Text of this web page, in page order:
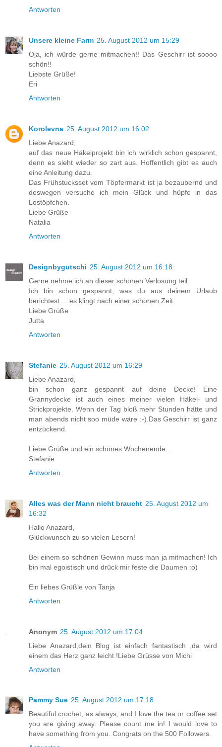
Antworten
Unsere kleine Farm 25. August 2012 um 15:29
Oja, ich würde gerne mitmachen!! Das Geschirr ist soooo
schön!!
Liebste Grüße!
Eri
Antworten
Korolevna 25. August 2012 um 16:02
Liebe Anazard,
auf das neue Häkelprojekt bin ich wirklich schon gespannt,
denn es sieht wieder so zart aus. Hoffentlich gibt es auch
eine Anleitung dazu.
Das Frühstucksset vom Töpfermarkt ist ja bezaubernd und
deswegen versuche ich mein Glück und hüpfe in das
Lostöpfchen.
Liebe Grüße
Natalia
Antworten
Designbygutschi 25. August 2012 um 16:18
Gerne nehme ich an dieser schönen Verlosung teil.
Ich bin schon gespannt, was du aus deinem Urlaub
berichtest ... es klingt nach einer schönen Zeit.
Liebe Grüße
Jutta
Antworten
Stefanie 25. August 2012 um 16:29
Liebe Anazard,
bin schon ganz gespannt auf deine Decke! Eine
Grannydecke ist auch eines meiner vielen Häkel- und
Strickprojekte. Wenn der Tag bloß mehr Stunden hätte und
man abends nicht soo müde wäre :-).Das Geschirr ist ganz
entzückend.
Liebe Grüße und ein schönes Wochenende.
Stefanie
Antworten
Alles was der Mann nicht braucht 25. August 2012 um
16:32
Hallo Anazard,
Glückwunsch zu so vielen Lesern!
Bei einem so schönen Gewinn muss man ja mitmachen! Ich
bin mal egoistisch und drück mir feste die Daumen :o)
Ein liebes Grüßle von Tanja
Antworten
Anonym 25. August 2012 um 17:04
Liebe Anazard,dein Blog ist einfach fantastisch ,da wird
einem das Herz ganz leicht !Liebe Grüsse von Michi
Antworten
Pammy Sue 25. August 2012 um 17:18
Beautiful crochet, as always, and I love the tea or coffee set
you are giving away. Please count me in! I would love to
have something from you. Congrats on the 500 Followers.